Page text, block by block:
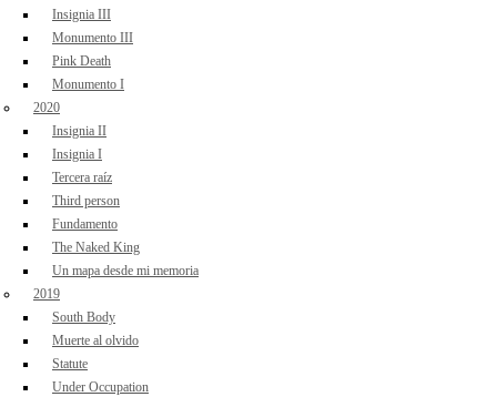
Insignia III
Monumento III
Pink Death
Monumento I
2020
Insignia II
Insignia I
Tercera raíz
Third person
Fundamento
The Naked King
Un mapa desde mi memoria
2019
South Body
Muerte al olvido
Statute
Under Occupation